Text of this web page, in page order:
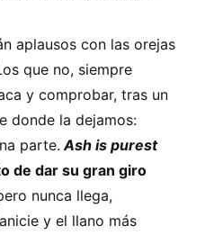
aplausos con las orejas
que no, siempre
y comprobar, tras un
donde la dejamos:
parte. Ash is purest
de dar su gran giro
nunca llega,
y el llano más